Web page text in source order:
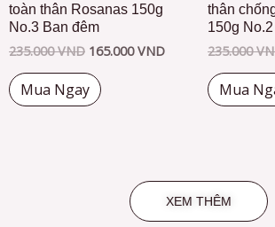
toàn thân Rosanas 150g
No.3 Ban đêm
235.000VND 165.000VND
Mua Ngay
thân
150g No.2
235.000
Mua
XEM THÊM